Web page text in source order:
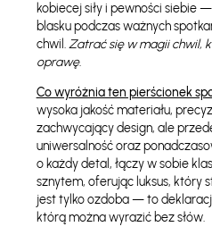
kobiecej siły i pewności siebie
blasku podczas ważnych
chwil.Zatrać się w magii chwil,
oprawę.
Co wyróżnia ten pierścionek
wysoka jakość materiału,
zachwycający design, ale
uniwersalność oraz
o każdy detal, łączy w sobie
sznytem, oferując luksus, który
jest tylko ozdoba — to
którą można wyrazić bez słów.